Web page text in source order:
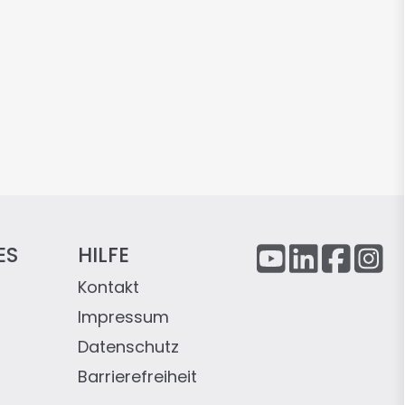
HILFE
Kontakt
Impressum
Datenschutz
Barrierefreiheit